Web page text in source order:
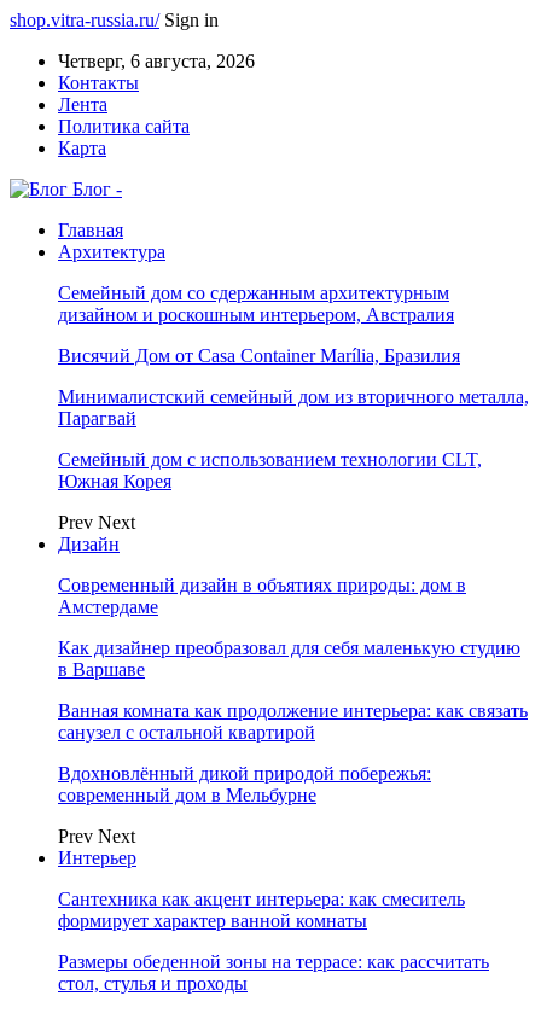
shop.vitra-russia.ru/ Sign in
Четверг, 6 августа, 2026
Контакты
Лента
Политика сайта
Карта
Блог -
Главная
Архитектура
Семейный дом со сдержанным архитектурным
дизайном и роскошным интерьером, Австралия
Висячий Дом от Casa Container Marília, Бразилия
Минималистский семейный дом из вторичного металла,
Парагвай
Семейный дом с использованием технологии CLT,
Южная Корея
Prev Next
Дизайн
Современный дизайн в объятиях природы: дом в
Амстердаме
Как дизайнер преобразовал для себя маленькую студию
в Варшаве
Ванная комната как продолжение интерьера: как связать
санузел с остальной квартирой
Вдохновлённый дикой природой побережья:
современный дом в Мельбурне
Prev Next
Интерьер
Сантехника как акцент интерьера: как смеситель
формирует характер ванной комнаты
Размеры обеденной зоны на террасе: как рассчитать
стол, стулья и проходы